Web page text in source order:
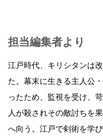
担当編集者より
江戸時代、キリシタンは
た。幕末に生きる主人公
ったため、監視を受け、
人が殺されその敵討ちを
へ向う。江戸で剣術を学